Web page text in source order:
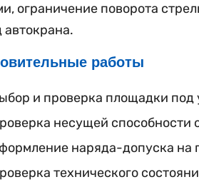
ограничение поворота
автокрана.
работы
и проверка площадки под
несущей способности
наряда-допуска на
технического